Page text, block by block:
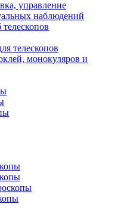
управление
наблюдений
телескопов
монокуляров и